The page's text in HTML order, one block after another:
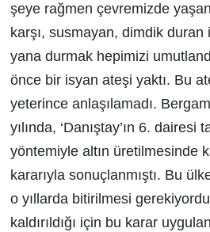
şeye rağmen çevremizde
karşı, susmayan, dimdik
yana durmak hepimizi
önce bir isyan ateşi yaktı. Bu
yeterince anlaşılamadı.
yılında, ‘Danıştay’ın 6. dairesi
yöntemiyle altın üretilmesinde
kararıyla sonuçlanmıştı. Bu
o yıllarda bitirilmesi
kaldırıldığı için bu karar